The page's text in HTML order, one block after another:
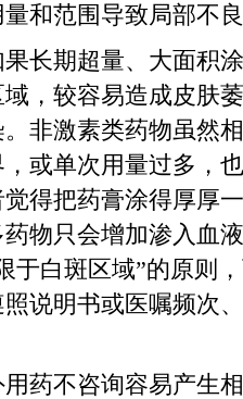
和范围导致局部不
期超量、大面积涂
，较容易造成皮肤
非激素类药物虽然
或单次用量过多，
得把药膏涂得厚厚
物只会增加渗入血
于白斑区域”的原则
说明书或医嘱频次
不咨询容易产生